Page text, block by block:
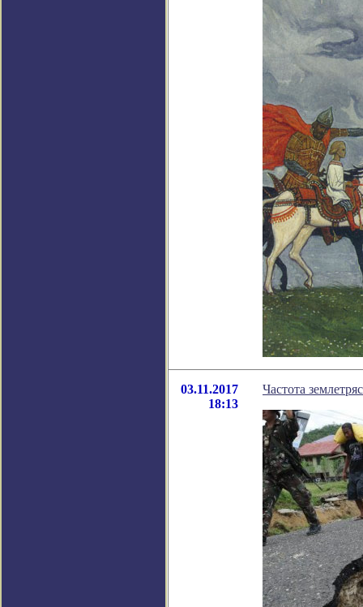
03.11.2017
18:13
Частота